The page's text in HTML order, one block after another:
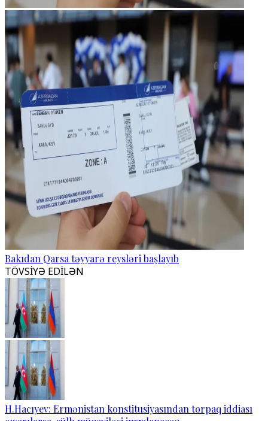
Bakıdan Qarsa təyyarə reysləri başlayıb
TÖVSİYƏ EDİLƏN
H.Hacıyev: Ermənistan konstitusiyasından torpaq iddiası